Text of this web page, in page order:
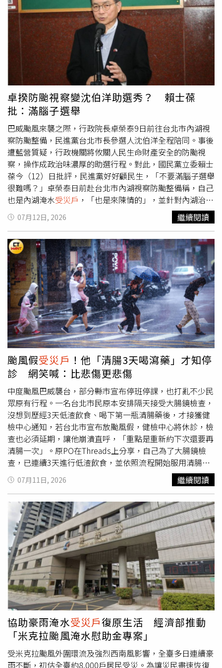
若檔案真的因設備泡水而損毀，原定下週推出的影片就可能
受到影響。
第一時間就做好處置，未來會更嚴格把關，也呼籲相關單位
能正視油品安全問題。記者會舉辦當下，陳庭妮剛好宣布誕
生千金，從懷孕到生產保密到家，鍾欣凌表示自己真的不知
情，「我是昨天才知道！她有在群組告知大家，覺得很驚
喜，我說叫她有問題來問我，坐月子的時候趕快睡，因為之
後有3年不能睡。」她透露陳庭妮在群組有公開女兒正面照
片，「已經會笑了、好可愛！」但被問到像爸爸還是媽媽，
曾國城在旁笑說應該要再給她點時間長大吧，現在應該還看
不出來。
卓揆防颱視察變沈伯洋助選秀？ 賴士葆
批：滿腦子選舉
巴威颱風來襲之際，行政院長卓榮泰9日前往台北市內湖視
察防颱整備，民進黨台北市長參選人沈伯洋全程陪同。事後
遭藍營質疑，行政機關將攸關人民生命財產安全的防颱視
察，操作成政治味濃厚的助選行程。對此，國民黨立委賴士
葆今（12）日批評，民進黨好好顧民生，「不要滿腦子選舉
很難嗎？」卓榮泰日前赴台北市內湖視察防颱整備稱，自己
也是內湖淹水受災戶 ，「也是來陳情的」，並針對內湖治水
議題提出看法。不過，相關行程因參選台北市長的沈伯洋全
程陪同，加上卓榮泰「來陳情」的說法，引發在野黨質疑行
政資源是否遭政治化，以及中央與地方權責定位爭議。賴士
葆表示，卓榮泰把行政院當成競選總部，颱風來臨前帶著候
選人去內湖陳情，忘記自己就是國家最高行政長官，要陳情
何不自己解決？更讓高嘉瑜本想「挖洞」給民眾、故意設陷
阱，沒想到反而自己踢到鐵板遭網友炎上。他狠酸民進黨：
「好好顧民生，不要滿腦子選舉很難嗎？
07月12日, 2026 繼續閱讀
颱風假受災戶 ！他「清腸3天喝瀉藥」才知停
診 網笑喊：比悲傷更悲傷
中度颱風巴威襲台，部分縣市宣布停班停課，也打亂不少民
眾原有行程。一名台北市民原本安排隔天接受大腸鏡檢查，
沒想到歷經3天低渣飲食、喝下第一瓶清腸藥後，才接獲健
檢中心通知，若台北市宣布放颱風假，健檢中心將休診，檢
查也必須延期，讓他崩潰直呼，「重點是重新約下次還要再
清腸一次」。原PO在Threads上分享，自己為了大腸鏡檢
查，已連續3天進行低渣飲食，並依照流程開始服用清腸
藥，沒想到就在喝下第一瓶後，健檢中心來電告知，「颱風
即將來臨為維護客戶安全，若人事行政局宣布【台北市】停
止上班，本中心將停診一日。原預定當日健檢來賓，請於上
班日後利用網路或來電改期。」消息曝光後，不少網友紛紛
留言替原PO感到惋惜，有人表示「只能說尬電了，先去買
三百鹽酥雞消消氣」、「目前看到最慘第一名」、「颱風
天，你這是我目前聽到最淒慘的遭遇，低渣三日就夠慘了，
還喝了那瓶」、「最痛苦的拉肚子還要再來一次」、「比悲
傷還悲傷的故事」、「低渣可以忍，清腸藥還真不能忍」、
「你是巴威的第一個 受災戶」、「對於剛做完腸胃鏡的我，
完全理解你的崩潰」貼文也吸引醫療人員留言，一名診所醫
師坦言，每逢颱風導致停診，要打電話通知已完成清腸、準
備接受大腸鏡檢查的患者改期，「都需要相當大的勇氣」。
此外，也有曾遇過類似情況的網友分享自身經驗，表示曾因
颱風接連攪局，低渣飲食與清腸流程重來好幾次，最後共花
了9天才順利完成檢查，因此也有人笑稱，「結論：沒事別
排7-9月做大腸鏡」，引起不少網友共鳴。
07月11日, 2026 繼續閱讀
協助豪雨淹水受災戶復原生活 經濟部推動
「米克拉颱風淹水慰助金專案」
受米克拉颱風外圍環流及強烈西南風影響，全臺多日連續豪
雨不斷，初估全臺約8,000戶居民受災。為讓災民盡速恢復